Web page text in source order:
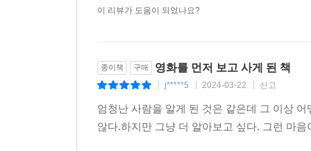
이 리뷰가 도움이 되었나요?
종이책 구매 영화를 먼저 보고 사게 된 책
j*****5 2024-03-22 신고
엄청난 사람을 알게 된 것은 같은데 그 이상
않다.하지만 그냥 더 알아보고 싶다. 그런 마